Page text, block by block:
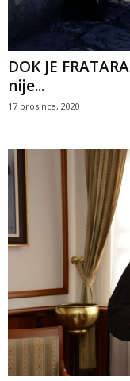
DOK JE
nije...
17 prosinca, 2020